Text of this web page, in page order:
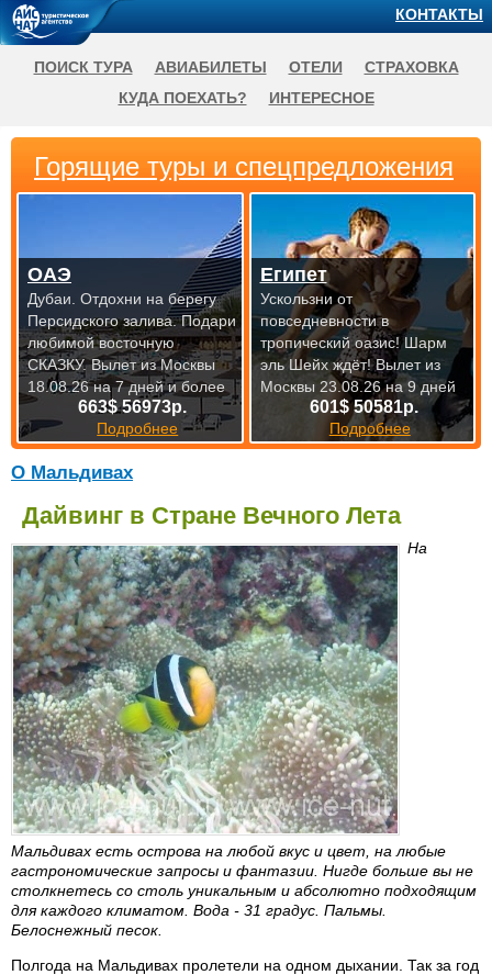
О Мальдивах
Дайвинг в Стране Вечного Лета
На
Мальдивах есть острова на любой вкус и цвет, на любые
гастрономические запросы и фантазии. Нигде больше вы не
столкнетесь со столь уникальным и абсолютно подходящим
для каждого климатом. Вода - 31 градус. Пальмы.
Белоснежный песок.
Полгода на Мальдивах пролетели на одном дыхании. Так за год
Горящие туры и спецпредложения
663$ 56973р.
Подробнее
ОАЭ
Дубаи. Отдохни на берегу
Персидского залива. Подари
любимой восточную
СКАЗКУ.Вылет из Москвы
18.08.26 на 7 дней и более
601$ 50581р.
Подробнее
Египет
Ускользни от
повседневности в
тропический оазис! Шарм
эль Шейх ждёт!Вылет из
Москвы 23.08.26 на 9 дней
КОНТАКТЫ
ПОИСК ТУРА АВИАБИЛЕТЫ ОТЕЛИ
СТРАХОВКА
КУДА ПОЕХАТЬ?
ИНТЕРЕСНОЕ